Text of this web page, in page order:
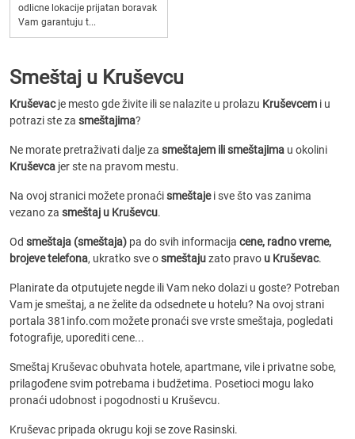
odlicne lokacije prijatan boravak
Vam garantuju t...
Smeštaj u Kruševcu
Kruševacje mesto gde živite ili se nalazite u prolazu Kruševcem i u
potrazi ste za smeštajima?
Ne morate pretraživati dalje za smeštajem ili smeštajima u okolini
Kruševca jer ste na pravom mestu.
Na ovoj stranici možete pronaćismeštajei sve što vas zanima
vezano za smeštaj u Kruševcu.
Od smeštaja (smeštaja) pa do svih informacija cene, radno vreme,
brojeve telefona, ukratko sve osmeštajuzato pravo u Kruševac.
Planirate da otputujete negde ili Vam neko dolazi u goste? Potreban
Vam je smeštaj, a ne želite da odsednete u hotelu? Na ovoj strani
portala 381info.com možete pronaći sve vrste smeštaja, pogledati
fotografije, uporediti cene...
Smeštaj Kruševac obuhvata hotele, apartmane, vile i privatne sobe,
prilagođene svim potrebama i budžetima. Posetioci mogu lako
pronaći udobnost i pogodnosti u Kruševcu.
Kruševac pripada okrugu koji se zove Rasinski.